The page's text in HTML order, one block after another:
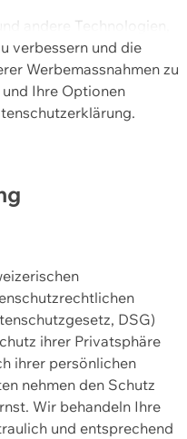
andere Technologien,
verbessern und die
Werbemassnahmen zu
Ihre Optionen
DSG)
ihrer Privatsphäre
ihrer persönlichen
nehmen den Schutz
Wir behandeln Ihre
und entsprechend